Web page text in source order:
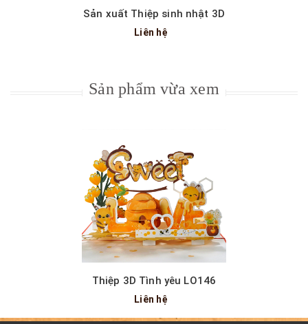
Sản xuất Thiệp sinh nhật 3D
Liên hệ
Sản phẩm vừa xem
Thiệp 3D Tình yêu LO146
Liên hệ